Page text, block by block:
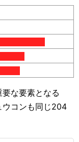
な要素となる
ウコンも同じ204